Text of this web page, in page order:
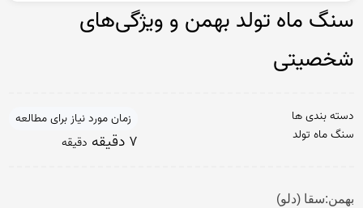
سنگ ماه تولد بهمن و ویژگی‌های
شخصیتی
دسته بندی ها
سنگ ماه تولد
زمان مورد نیاز برای مطالعه
7 دقیقه دقیقه
بهمن:سقا (دلو)